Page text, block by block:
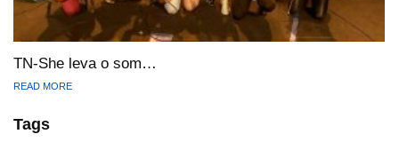
TN-She leva o som…
READ MORE
Tags